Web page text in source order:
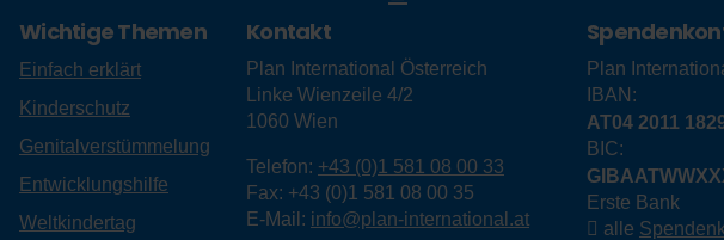
Wichtige Themen
Einfach erklärt
Kinderschutz
Genitalverstümmelung
Entwicklungshilfe
Weltkindertag
Kontakt
Plan International Österreich
Linke Wienzeile 4/2
1060 Wien
Telefon: +43 (0)1 581 08 00 33
Fax: +43 (0)1 581 08 00 35
E-Mail: info@plan-international.at
Plan
IBAN:
AT04 2011
BIC:
Erste Bank
alle